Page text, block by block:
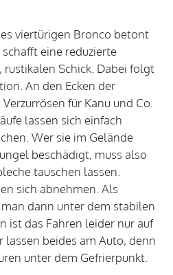
viertürigen Bronco betont
eine reduzierte
Schick. Dabei folgt
An den Ecken der
für Kanu und Co.
lassen sich einfach
Wer sie im Gelände
beschädigt, muss also
tauschen lassen.
sich abnehmen. Als
dann unter dem stabilen
ist das Fahren leider nur auf
beides am Auto, denn
unter dem Gefrierpunkt.